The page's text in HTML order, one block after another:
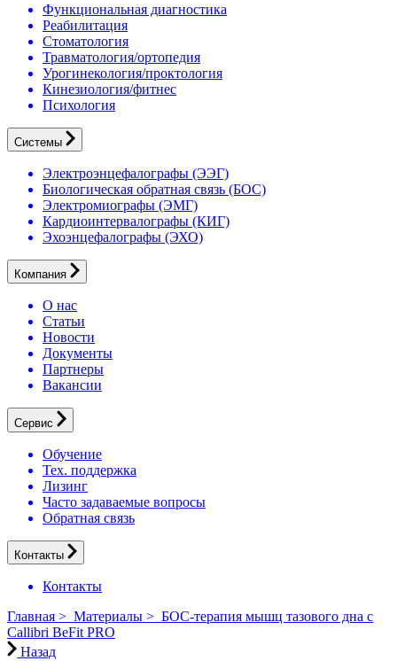
Функциональная диагностика
Реабилитация
Стоматология
Травматология/ортопедия
Урогинекология/проктология
Кинезиология/фитнес
Психология
Системы
Электроэнцефалографы (ЭЭГ)
Биологическая обратная связь (БОС)
Электромиографы (ЭМГ)
Кардиоинтервалографы (КИГ)
Эхоэнцефалографы (ЭХО)
Компания
О нас
Статьи
Новости
Документы
Партнеры
Вакансии
Сервис
Обучение
Тех. поддержка
Лизинг
Часто задаваемые вопросы
Обратная связь
Контакты
Контакты
Главная > Материалы > БОС-терапия мышц тазового дна с
Callibri BeFit PRO
Назад